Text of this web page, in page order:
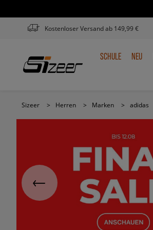
Kostenloser Versand ab 149,99 €
SCHULE
SCHULE NEU
NEU
Sizeer > Herren > Marken > adidas